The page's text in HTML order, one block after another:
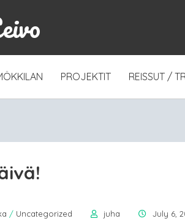
PROJEKTIT REISSUT /
/ Uncategorized juha July 6,